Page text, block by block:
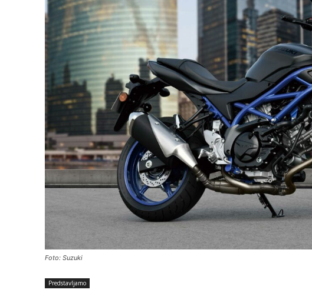
Foto: Suzuki
Predstavljamo